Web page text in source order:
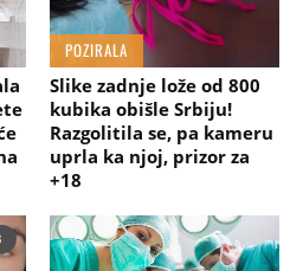
POZIRALA
Slike zadnje lože od 800
kubika obišle Srbiju!
Razgolitila se, pa kameru
uprla ka njoj, prizor za
+18